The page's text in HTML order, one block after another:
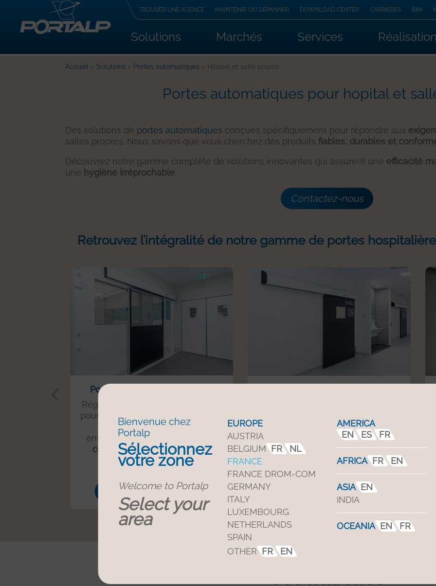
TROUVER UNE AGENCE MAINTENIR OU DÉPANNER DOWNLOAD CENTER CARRIÈRES BIM
Solutions Marchés Services
Accueil » Solutions » Portes automatiques » Hôpital et salle propre
Portes automatiques pour hopital et
Des solutions de portes automatiques conçues spécifiquement pour répondre aux
salles propres. Nous savons que vous cherchez des produits fiables, durables et
Découvrez notre gamme complète de solutions innovantes qui assurent une efficacité
une hygiène irréprochable
Contactez-nous
Retrouvez l’intégralité de notre gamme de portes
Porte à débit de fuite contrôlé
Régulez précisément le débit d’air
pour
minimiser les contaminations
croisées. Idéale pour les
environnements nécessitant un
contrôle strict de la pression.
En savoir +
environnements où lecontrôle de
l’air
est crucial, elleminimise les
fuites d’air.
En savoir +
Bienvenue chez
Portalp
Sélectionnez
votre zone
Welcome to Portalp
Select your
area
EUROPE
AUSTRIA
BELGIUM
FR
NL
FRANCE
FRANCE DROM-COM
GERMANY
ITALY
LUXEMBOURG
NETHERLANDS
SPAIN
OTHER
FR EN
AMERICA
EN
ES FR
AFRICA FR EN
ASIA EN
INDIA
OCEANIA EN FR